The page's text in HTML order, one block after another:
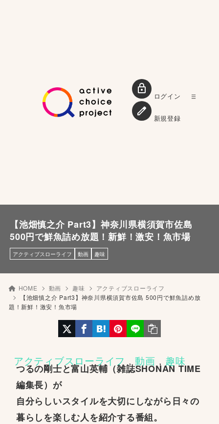
ログイン
新規登録
【池畑慎之介 Part3】神奈川県横須賀市佐島
500円で鮮魚詰め放題！新鮮！激安！魚市場
アクティブスローライフ 動画 趣味
HOME 動画 趣味
アクティブスローライフ
【池畑慎之介 Part3】神奈川県横須賀市佐島 500円で鮮魚詰め放
題！新鮮！激安！魚市場
アクティブスローライフ , 動画 , 趣味
つるの剛士と富山英輔（雑誌SHONAN TIME
編集長）が
自分らしいスタイルを大切にしながら日々の
暮らしを楽しむ人を紹介する番組。